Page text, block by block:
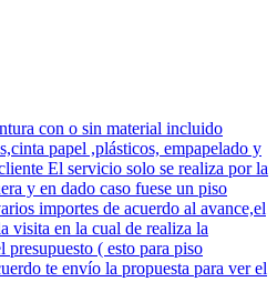
con o sin material incluido
papel ,plásticos, empapelado y
El servicio solo se realiza por la
y en dado caso fuese un piso
importes de acuerdo al avance,el
visita en la cual de realiza la
presupuesto ( esto para piso
te envío la propuesta para ver el